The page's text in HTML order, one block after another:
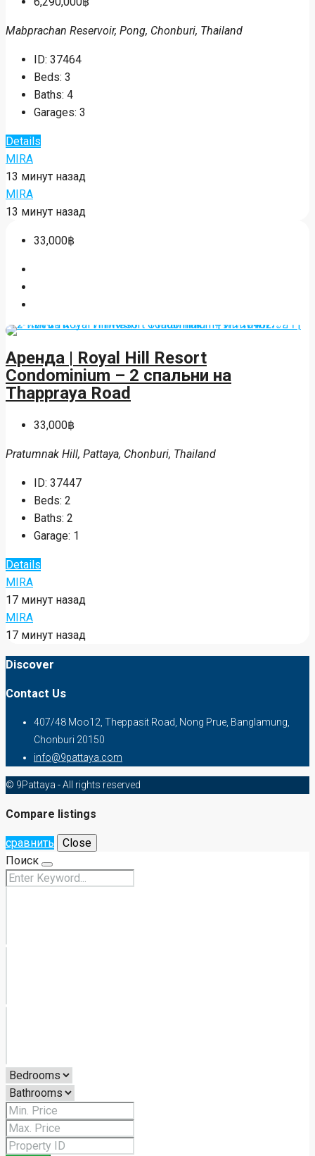
Mabprachan Reservoir, Pong, Chonburi, Thailand
ID: 37464
Beds: 3
Baths: 4
Garages: 3
Details
MIRA
13 минут назад
MIRA
13 минут назад
33,000฿
Аренда | Royal Hill Resort
Condominium – 2 спальни на
Thappraya Road
33,000฿
Pratumnak Hill, Pattaya, Chonburi, Thailand
ID: 37447
Beds: 2
Baths: 2
Garage: 1
Details
MIRA
17 минут назад
MIRA
17 минут назад
Discover
Contact Us
407/48 Moo12, Theppasit Road, Nong Prue, Banglamung,
Chonburi 20150
info@9pattaya.com
© 9Pattaya - All rights reserved
Compare listings
сравнить
Close
Поиск